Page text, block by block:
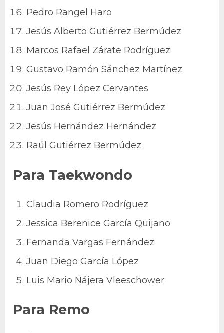
Pedro Rangel Haro
Jesús Alberto Gutiérrez Bermúdez
Marcos Rafael Zárate Rodríguez
Gustavo Ramón Sánchez Martínez
Jesús Rey López Cervantes
Juan José Gutiérrez Bermúdez
Jesús Hernández Hernández
Raúl Gutiérrez Bermúdez
Para Taekwondo
Claudia Romero Rodríguez
Jessica Berenice García Quijano
Fernanda Vargas Fernández
Juan Diego García López
Luis Mario Nájera Vleeschower
Para Remo